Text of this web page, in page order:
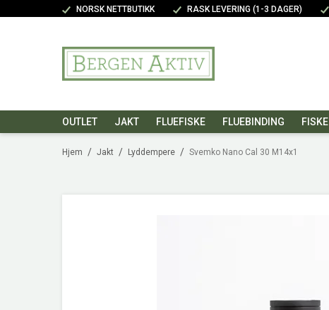
NORSK NETTBUTIKK RASK LEVERING (1-3 DAGER)
OUTLET JAKT FLUEFISKE FLUEBINDING FISKE
/
Hjem /
Jakt /
Lyddempere Svemko Nano Cal 30 M14x1